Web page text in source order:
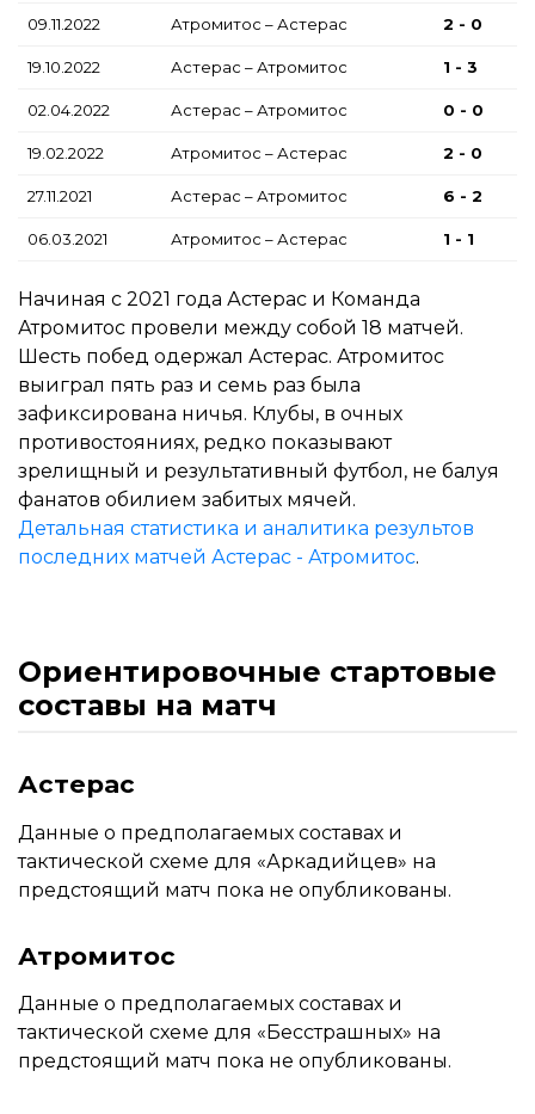
09.11.2022 Атромитос – Астерас 2 - 0
19.10.2022 Астерас – Атромитос 1 - 3
02.04.2022 Астерас – Атромитос 0 - 0
19.02.2022 Атромитос – Астерас 2 - 0
27.11.2021 Астерас – Атромитос 6 - 2
06.03.2021 Атромитос – Астерас 1 - 1
Начиная с 2021 года Астерас и Команда
Атромитос провели между собой 18 матчей.
Шесть побед одержал Астерас. Атромитос
выиграл пять раз и семь раз была
зафиксирована ничья. Клубы, в очных
противостояниях, редко показывают
зрелищный и результативный футбол, не балуя
фанатов обилием забитых мячей.
Детальная статистика и аналитика результов
последних матчей Астерас - Атромитос.
Ориентировочные стартовые
составы на матч
Астерас
Данные о предполагаемых составах и
тактической схеме для «Аркадийцев» на
предстоящий матч пока не опубликованы.
Атромитос
Данные о предполагаемых составах и
тактической схеме для «Бесстрашных» на
предстоящий матч пока не опубликованы.